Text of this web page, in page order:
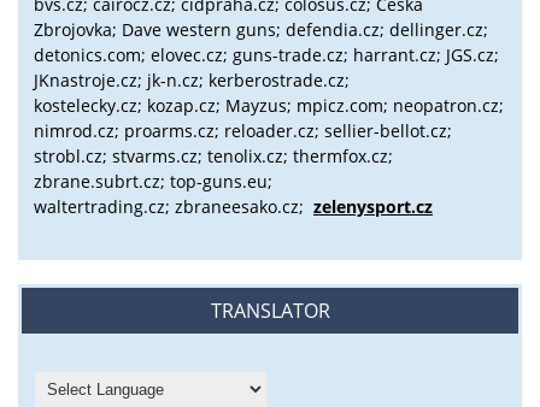
Zbrojovka; Dave western guns; defendia.cz; dellinger.cz;
detonics.com; elovec.cz; guns-trade.cz; harrant.cz; JGS.cz;
JKnastroje.cz; jk-n.cz; kerberostrade.cz;
kostelecky.cz; kozap.cz; Mayzus; mpicz.com; neopatron.cz;
nimrod.cz; proarms.cz; reloader.cz; sellier-bellot.cz;
strobl.cz; stvarms.cz; tenolix.cz; thermfox.cz;
zbrane.subrt.cz; top-guns.eu;
waltertrading.cz; zbraneesako.cz; zelenysport.cz
TRANSLATOR